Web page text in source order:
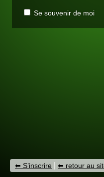
Se souvenir de moi
S’inscrire retour au